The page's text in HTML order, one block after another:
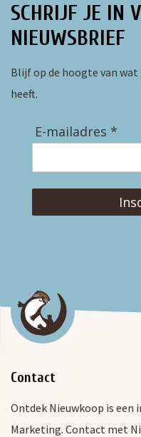
SCHRIJF JE IN
NIEUWSBRIEF
Blijf op de hoogte van
heeft.
E-mailadres *
Contact
Ontdek Nieuwkoop is
Marketing. Contact met